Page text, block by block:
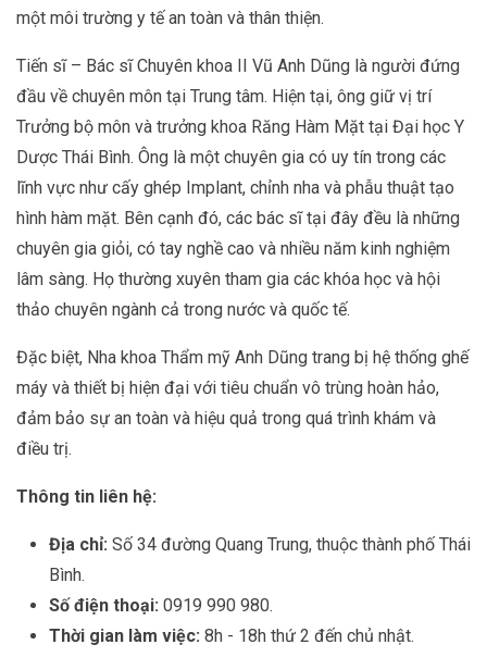
một môi trường y tế an toàn và thân thiện.
Tiến sĩ – Bác sĩ Chuyên khoa II Vũ Anh Dũng là người đứng
đầu về chuyên môn tại Trung tâm. Hiện tại, ông giữ vị trí
Trưởng bộ môn và trưởng khoa Răng Hàm Mặt tại Đại học Y
Dược Thái Bình. Ông là một chuyên gia có uy tín trong các
lĩnh vực như cấy ghép Implant, chỉnh nha và phẫu thuật tạo
hình hàm mặt. Bên cạnh đó, các bác sĩ tại đây đều là những
chuyên gia giỏi, có tay nghề cao và nhiều năm kinh nghiệm
lâm sàng. Họ thường xuyên tham gia các khóa học và hội
thảo chuyên ngành cả trong nước và quốc tế.
Đặc biệt, Nha khoa Thẩm mỹ Anh Dũng trang bị hệ thống ghế
máy và thiết bị hiện đại với tiêu chuẩn vô trùng hoàn hảo,
đảm bảo sự an toàn và hiệu quả trong quá trình khám và
điều trị.
Thông tin liên hệ:
Địa chỉ: Số 34 đường Quang Trung, thuộc thành phố Thái
Bình.
Số điện thoại: 0919 990 980.
Thời gian làm việc: 8h - 18h thứ 2 đến chủ nhật.